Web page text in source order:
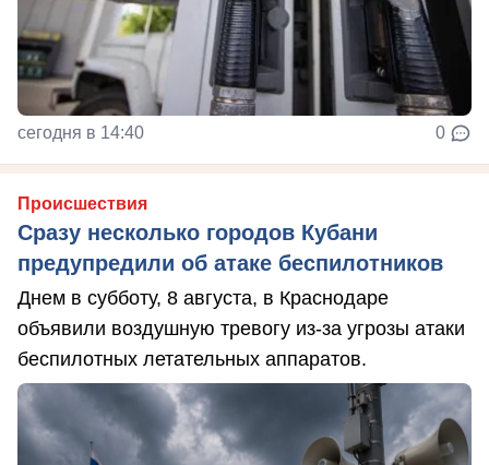
сегодня в 14:40 0
Происшествия
Сразу несколько городов Кубани
предупредили об атаке беспилотников
Днем в субботу, 8 августа, в Краснодаре
объявили воздушную тревогу из-за угрозы атаки
беспилотных летательных аппаратов.